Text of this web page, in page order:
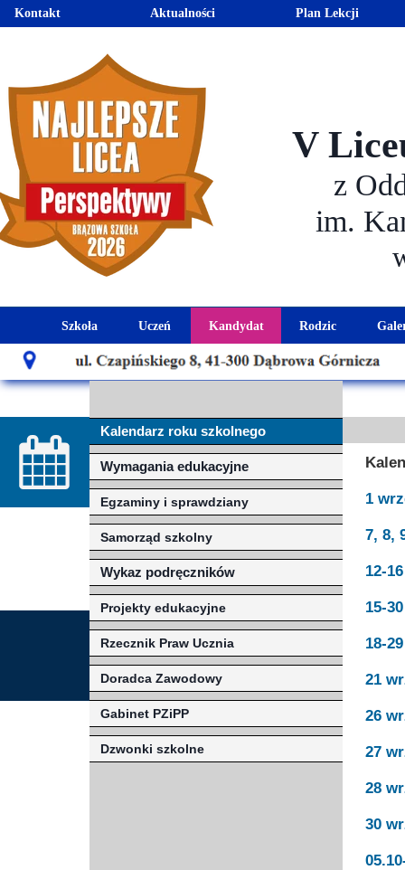
Samorząd szkolny
Dzwonki szkolne
Egzaminy i sprawdziany 1
7, 8,
12-
15-
18-
21
26
27
28
30
Wymagania edukacyjne
Projekty edukacyjne
Gabinet PZiPP
Doradca Zawodowy
Rzecznik Praw Ucznia
Wykaz podręczników
Kalendarz roku szkolnego
Rodzic
Harmonogram
Szkoła
Historia szkoły
Misja szkoły
Kadra pedagogiczna
Rada Szkoły
Sukcesy
Edukator roku
Ambasador Zamoyskiego
Biblioteka szkolna
Pedagog i Psycholog
Uczeń
Kalendarz roku szkolnego
Egzaminy i sprawdziany
Matura
Samorząd Szkolny
Wykaz podręczników
Projekty edukacyjne
Rzecznik Praw Ucznia
mLegitymacja
Konkursy, wykłady
Doradca Zawodowy
Gabinet PZiPP
Kandydat
Aktualności dla
Sprawdzian kompetencji
Ważne terminy
Regulamin rekrutacji
Dlaczego Zamoyski?
System rekrutacji
V
z
im.
Plan Lekcji
Aktualności
Kontakt